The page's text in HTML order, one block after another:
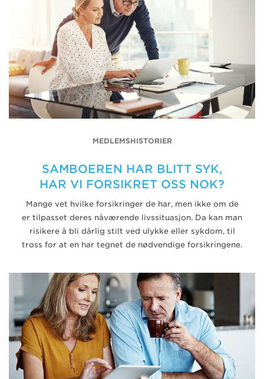
MEDLEMSHISTORIER
SAMBOEREN HAR BLITT SYK,
HAR VI FORSIKRET OSS NOK?
Mange vet hvilke forsikringer de har, men ikke om de
er tilpasset deres nåværende livssituasjon. Da kan man
risikere å bli dårlig stilt ved ulykke eller sykdom, til
tross for at en har tegnet de nødvendige forsikringene.